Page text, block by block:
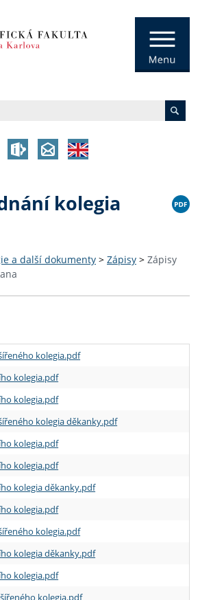
kolegia
a další dokumenty > Zápisy > Zápisy
kolegia.pdf
kolegia.pdf
kolegia.pdf
kolegia děkanky.pdf
kolegia.pdf
kolegia.pdf
kolegia děkanky.pdf
kolegia.pdf
kolegia.pdf
kolegia děkanky.pdf
kolegia.pdf
kolegia.pdf